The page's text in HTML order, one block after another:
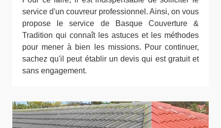
service d'un couvreur professionnel. Ainsi, on vous
propose le service de Basque Couverture &
Tradition qui connaît les astuces et les méthodes
pour mener à bien les missions. Pour continuer,
sachez qu'il peut établir un devis qui est gratuit et
sans engagement.